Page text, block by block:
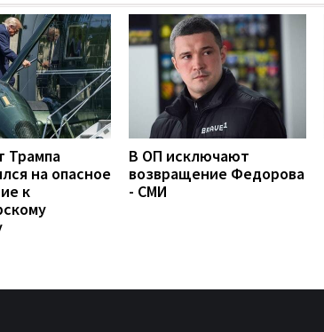
Трампа
на опасное
к
В ОП исключают
возвращение Федорова
- СМИ